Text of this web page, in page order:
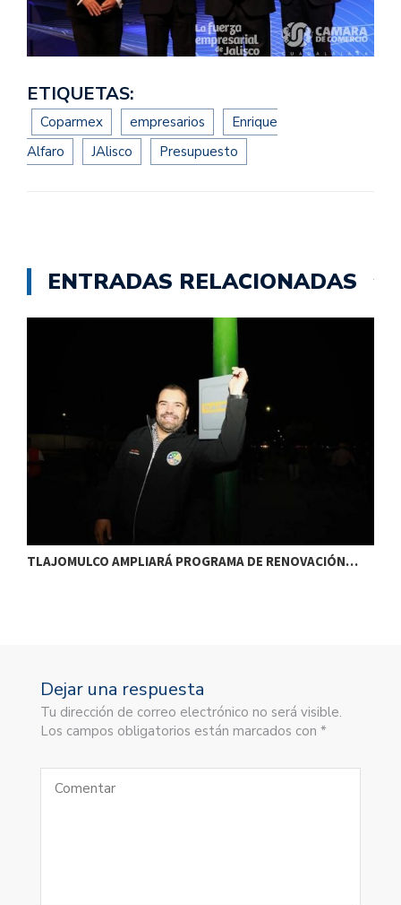
ETIQUETAS:
Coparmex empresarios
Enrique
Alfaro
JAlisco Presupuesto
ENTRADAS RELACIONADAS
TLAJOMULCO AMPLIARÁ PROGRAMA DE RENOVACIÓN…
Dejar una respuesta
Tu dirección de correo electrónico no será visible.
Los campos obligatorios están marcados con *